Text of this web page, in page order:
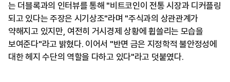
는 더블록과의 인터뷰를 통해 "비트코인이 전통 시장과 디커플링
되고 있다는 주장은 시기상조"라며 "주식과의 상관관계가
약해지고 있지만, 여전히 거시경제 상황에 휩쓸리는 모습을
보여준다"라고 밝혔다. 이어서 "반면 금은 지정학적 불안정성에
대한 헤지 수단의 역할을 다하고 있다"라고 덧붙였다.